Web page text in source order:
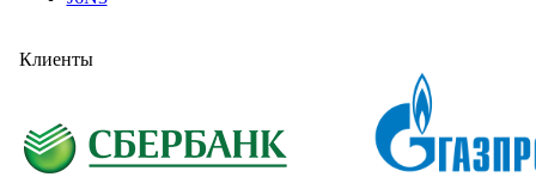
Клиенты